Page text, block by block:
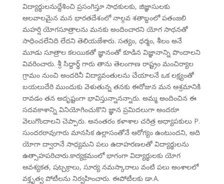
విద్యార్థులనుద్దేశించి ప్రసంగిస్తూ సాధకులకు, జిజ్ఞాసులకు
ఆలవాలమైన మన భారతదేశంలో నాల్గవ శతాబ్దంలో పతంజలి
మహర్షి యోగసూత్రాలను మనకు అందించారని యోగ సాధనతో
సాధించలేనిది లేదని తెలియజేశారు. సత్యం, ధర్మం, శీలం అనే
మూడు సూత్రాల కలయికతో జ్ఞానంతో కూడిన విజ్ఞానాన్ని పొందాలని
వివరించారు. శ్రీ సిద్దార్థ్ గారు తాను తెలంగాణ రాష్ట్రం మంచిర్యాల
గ్రామం నుంచి అందరినీ విద్యావంతులను చేయాలనే ఒక లక్ష్యంతో
బయలుదేరి ముందుకు వెళుతున్న తనకు ఈరోజున మన ఆశ్రమానికి
రావడం తన అదృష్టంగా భావిస్తున్నానన్నారు. అమ్మ అందించిన ఈ
సదవకాశాన్ని వినియోగించుకొని జ్ఞాన ప్రమిదలుగా అందరూ
వెలుగొందాలని చెప్పారు. అనంతరం కళాశాల చరిత్ర అధ్యాపకులు P.
సుందరరావుగారు మానసిక ఉల్లాసంతోనే ఆరోగ్యం ఉంటుందని, అది
యోగా ద్వారానే సాధ్యమని పలు ఉదాహరణలతో విద్యార్థులను
ఉత్సాహపరిచారు.కార్యక్రమంలో భాగంగా విద్యార్థులకు యోగ
ఆవశ్యకత, షట్చక్రాలు, సూర్య నమస్కారాలు వంటి పలు అంశాలలో
వక్తృత్వ పోటీలను నిర్వహించారు. ఈపోటీలకు డా.A.